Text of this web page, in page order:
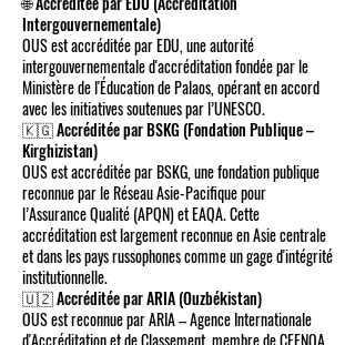
Intergouvernementale)
OUS est accréditée par EDU, une autorité
intergouvernementale d'accréditation fondée par le
Ministère de l'Éducation de Palaos, opérant en accord
avec les initiatives soutenues par l’UNESCO.
🇰🇬 Accréditée par BSKG (Fondation Publique –
Kirghizistan)
OUS est accréditée par BSKG, une fondation publique
reconnue par le Réseau Asie-Pacifique pour
l’Assurance Qualité (APQN) et EAQA. Cette
accréditation est largement reconnue en Asie centrale
et dans les pays russophones comme un gage d'intégrité
institutionnelle.
🇺🇿 Accréditée par ARIA (Ouzbékistan)
OUS est reconnue par ARIA – Agence Internationale
d'Accréditation et de Classement, membre de CEENQA